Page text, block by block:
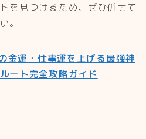
を見つけるため、ぜひ併せて
。
運・仕事運を上げる最強神
ート完全攻略ガイド